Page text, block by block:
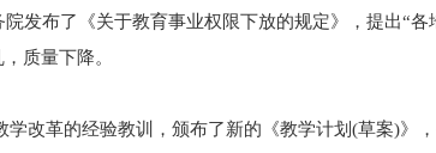
院发布了《关于教育事业权限下放的规定》，提出“
质量下降。
学改革的经验教训，颁布了新的《教学计划(草案)